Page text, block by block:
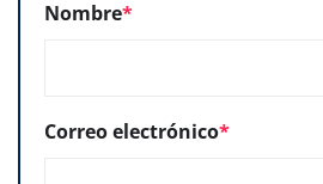
Nombre*
Correo electrónico*